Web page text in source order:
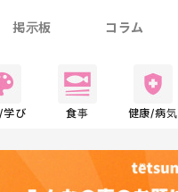
掲示板 コラム
学び 食事 健康/病気